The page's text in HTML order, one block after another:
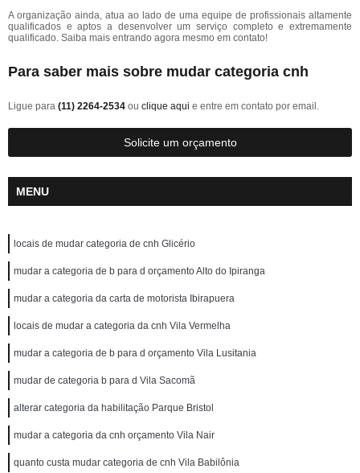
A organização ainda, atua ao lado de uma equipe de profissionais altamente
qualificados e aptos a desenvolver um serviço completo e extremamente
qualificado. Saiba mais entrando agora mesmo em contato!
Para saber mais sobre mudar categoria cnh
Ligue para (11) 2264-2534 ou clique aqui e entre em contato por email.
Solicite um orçamento
MENU
locais de mudar categoria de cnh Glicério
mudar a categoria de b para d orçamento Alto do Ipiranga
mudar a categoria da carta de motorista Ibirapuera
locais de mudar a categoria da cnh Vila Vermelha
mudar a categoria de b para d orçamento Vila Lusitania
mudar de categoria b para d Vila Sacomã
alterar categoria da habilitação Parque Bristol
mudar a categoria da cnh orçamento Vila Nair
quanto custa mudar categoria de cnh Vila Babilônia